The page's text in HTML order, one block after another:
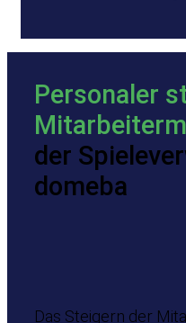
Personaler
der
domeba
Das Steigern der